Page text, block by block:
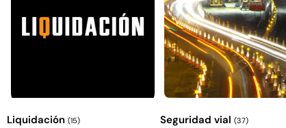
Liquidación (15) Seguridad vial(37)